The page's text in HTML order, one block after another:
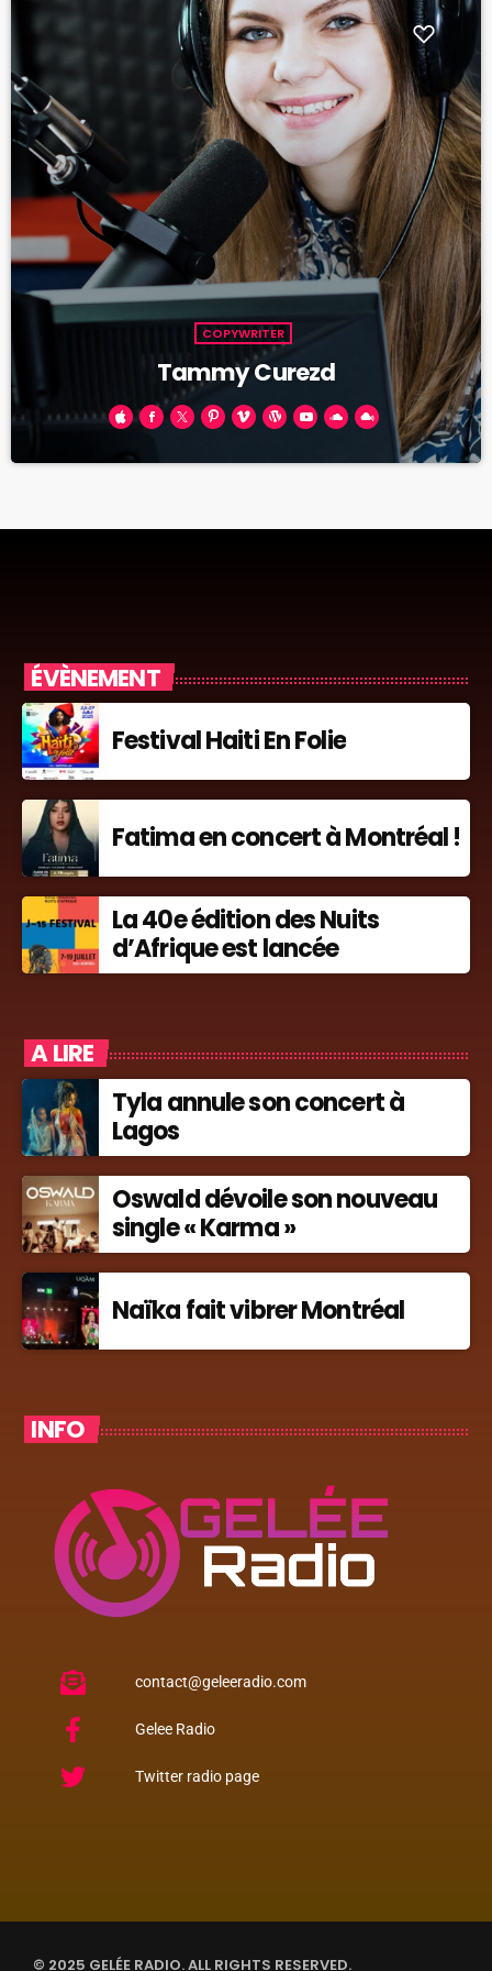
COPYWRITER
Tammy Curezd
ÉVÈNEMENT
Festival Haiti En Folie
Fatima en concert à Montréal !
La 40e édition des Nuits
d’Afrique est lancée
A LIRE
Tyla annule son concert à
Lagos
Oswald dévoile son nouveau
single « Karma »
Naïka fait vibrer Montréal
INFO
contact@geleeradio.com
Gelee Radio
Twitter radio page
© 2025 GELÉE RADIO. ALL RIGHTS RESERVED.